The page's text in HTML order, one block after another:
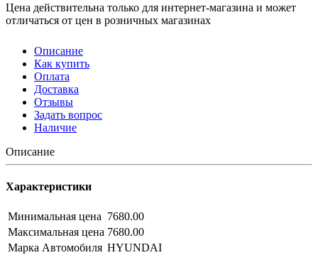
Цена действительна только для интернет-магазина и может
отличаться от цен в розничных магазинах
Описание
Как купить
Оплата
Доставка
Отзывы
Задать вопрос
Наличие
Описание
Характеристики
Минимальная цена 7680.00
Максимальная цена 7680.00
Марка Автомобиля HYUNDAI